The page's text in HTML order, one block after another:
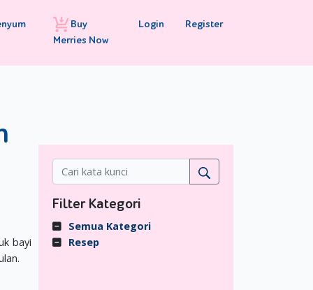
Buy
Merries Now
Login Register
bayi
Filter Kategori
Semua Kategori
Resep